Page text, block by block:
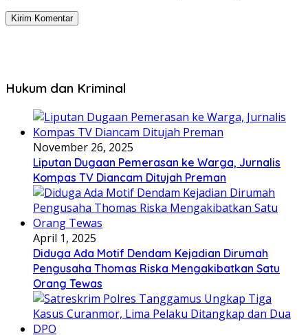
Hukum dan Kriminal
November 26, 2025
Liputan Dugaan Pemerasan ke Warga, Jurnalis
Kompas TV Diancam Ditujah Preman
April 1, 2025
Diduga Ada Motif Dendam Kejadian Dirumah
Pengusaha Thomas Riska Mengakibatkan Satu
Orang Tewas